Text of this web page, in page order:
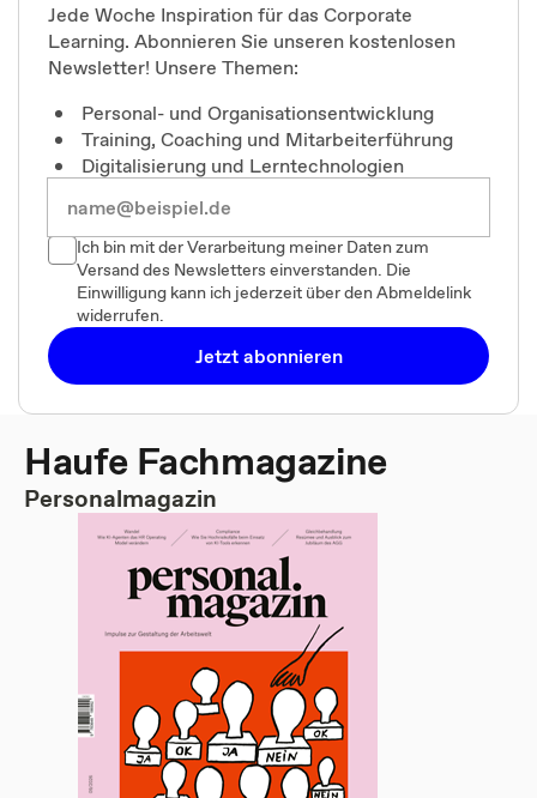
Jede Woche Inspiration für das Corporate
Learning. Abonnieren Sie unseren kostenlosen
Newsletter! Unsere Themen:
Personal- und Organisationsentwicklung
Training, Coaching und Mitarbeiterführung
Digitalisierung und Lerntechnologien
Ich bin mit der Verarbeitung meiner Daten zum
Versand des Newsletters einverstanden. Die
Einwilligung kann ich jederzeit über den Abmeldelink
widerrufen.
Jetzt abonnieren
Haufe Fachmagazine
Personalmagazin